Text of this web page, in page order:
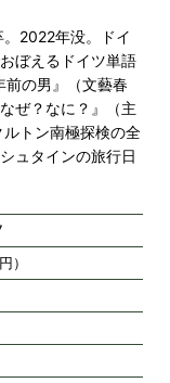
2022年没。ドイ
ぼえるドイツ単語
の男』（文藝春
ぜ？なに？』（主
トン南極探検の全
ュタインの旅行日
）